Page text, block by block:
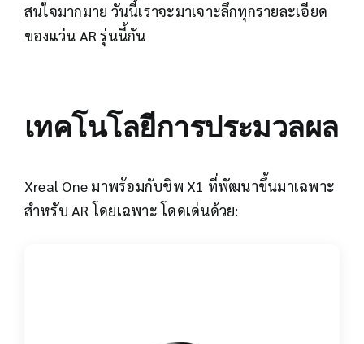
สนใจมากมาย วันนี้เราจะมาเจาะลึกทุกรายละเอียด
ของแว่น AR รุ่นนี้กัน
เทคโนโลยีการประมวลผล
Xreal One มาพร้อมกับชิพ X1 ที่พัฒนาขึ้นมาเฉพาะ
สำหรับ AR โดยเฉพาะ โดดเด่นด้วย: